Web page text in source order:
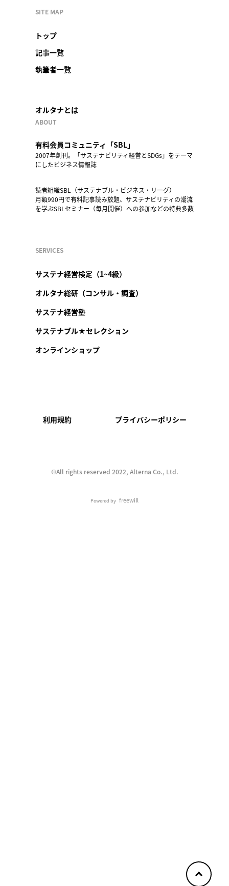
SITE MAP
トップ
記事一覧
執筆者一覧
オルタナとは
ABOUT
有料会員コミュニティ「SBL」
2007年創刊。「サステナビリティ経営とSDGs」をテーマ
にしたビジネス情報誌
読者組織SBL（サステナブル・ビジネス・リーグ）
月額990円で有料記事読み放題、サステナビリティの潮流
を学ぶSBLセミナー（毎月開催）への参加などの特典多数
SERVICES
サステナ経営検定（1~4級）
オルタナ総研（コンサル・調査）
サステナ経営塾
サステナブル★セレクション
オンラインショップ
利用規約 プライバシーポリシー
©︎All rights reserved 2022, Alterna Co., Ltd.
Powered by freewill